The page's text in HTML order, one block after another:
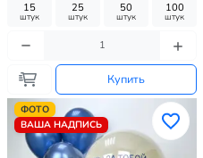
15
штук
25
штук
50
штук
100
штук
Купить
ФОТО
ВАША НАДПИСЬ